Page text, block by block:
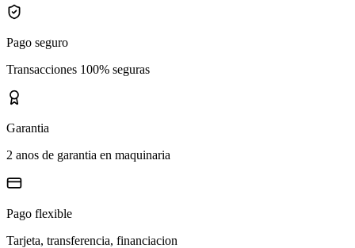
Pago seguro
Transacciones 100% seguras
Garantia
2 anos de garantia en maquinaria
Pago flexible
Tarjeta, transferencia, financiacion